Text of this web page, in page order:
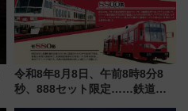
令和8年8月8日、午前8時8分8
秒、888セット限定……鉄道各